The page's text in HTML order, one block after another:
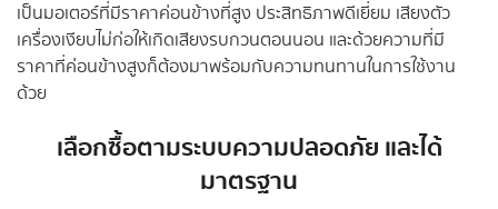
เป็นมอเตอร์ที่มีราคาค่อนข้างที่สูง ประสิทธิภาพดีเยี่ยม เสียงตัว
เครื่องเงียบไม่ก่อให้เกิดเสียงรบกวนตอนนอน และด้วยความที่มี
ราคาที่ค่อนข้างสูงก็ต้องมาพร้อมกับความทนทานในการใช้งาน
ด้วย
เลือกซื้อตามระบบความปลอดภัย และได้
มาตรฐาน